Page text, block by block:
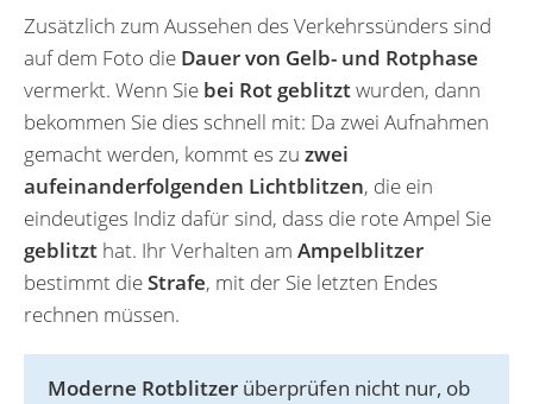
Zusätzlich zum Aussehen des Verkehrssünders sind
auf dem Foto die Dauer von Gelb- und Rotphase
vermerkt. Wenn Sie bei Rot geblitztwurden, dann
bekommen Sie dies schnell mit: Da zwei Aufnahmen
gemacht werden, kommt es zu zwei
aufeinanderfolgenden Lichtblitzen, die ein
eindeutiges Indiz dafür sind, dass die rote Ampel Sie
geblitzt hat. Ihr Verhalten am Ampelblitzer
bestimmt dieStrafe, mit der Sie letzten Endes
rechnen müssen.
Moderne Rotblitzer überprüfen nicht nur, ob